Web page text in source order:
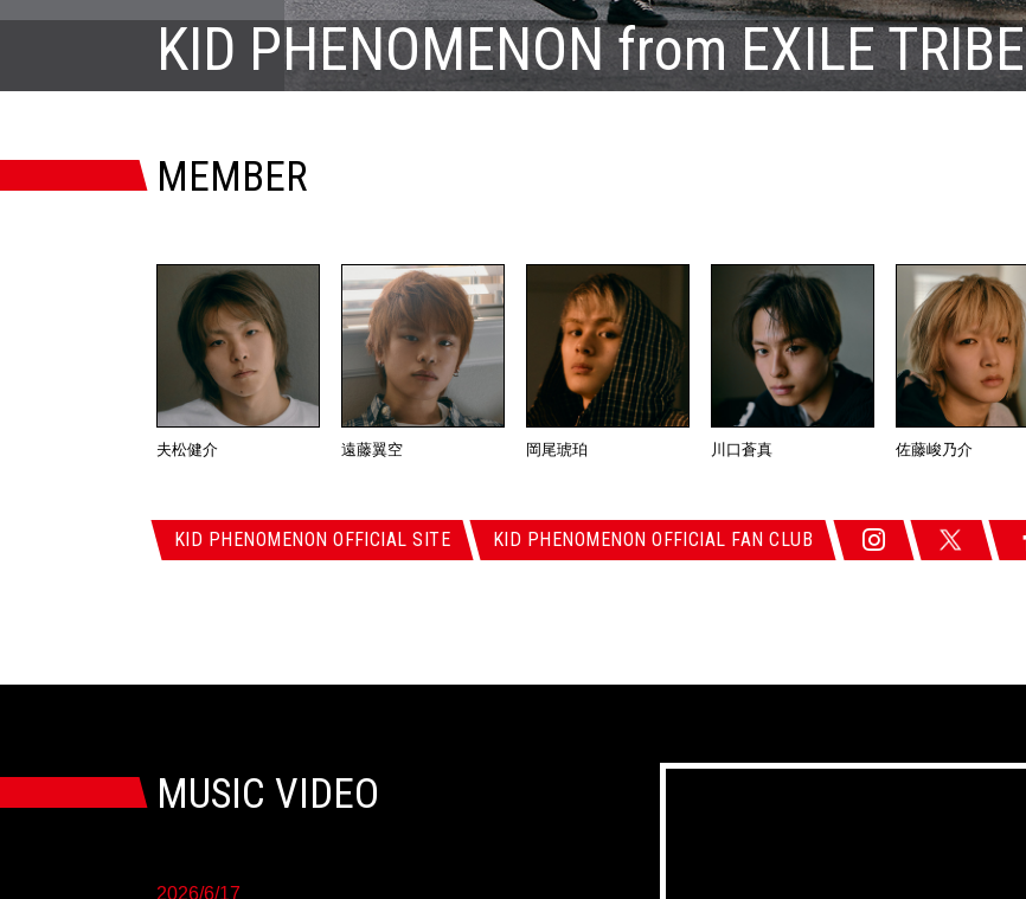
KID PHENOMENON from EXILE TRIBE
MEMBER
夫松健介 遠藤翼空 岡尾琥珀 川口蒼真 佐藤峻乃介
KID PHENOMENON OFFICIAL SITE KID PHENOMENON OFFICIAL FAN CLUB
MUSIC VIDEO
2026/6/17